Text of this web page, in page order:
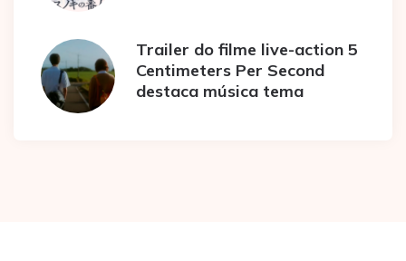
Trailer do filme live-action 5
Centimeters Per Second
destaca música tema